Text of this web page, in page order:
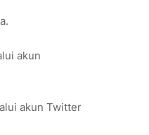
akun
akun Twitter